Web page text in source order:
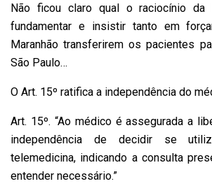
Não ficou claro qual o raciocínio da
fundamentar e insistir tanto em
Maranhão transferirem os pacientes
São Paulo…
O Art. 15º ratifica a independência do
Art. 15º. “Ao médico é assegurada a
independência de decidir se
telemedicina, indicando a consulta
entender necessário.”